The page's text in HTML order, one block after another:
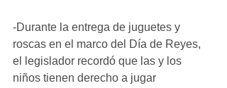
-Durante la entrega de juguetes y
roscas en el marco del Día de Reyes,
el legislador recordó que las y los
niños tienen derecho a jugar